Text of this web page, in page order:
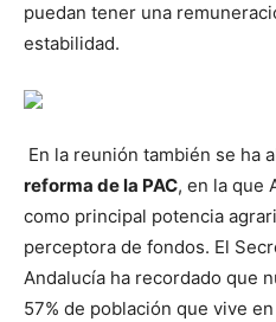
puedan tener una
estabilidad.
En la reunión también se ha
reforma de la PAC, en la que
como principal potencia
perceptora de fondos. El
Andalucía ha recordado que
57% de población que vive